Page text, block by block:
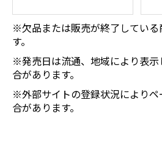
※欠品または販売が終了している
す。
※発売日は流通、地域により表
合があります。
※外部サイトの登録状況により
合があります。